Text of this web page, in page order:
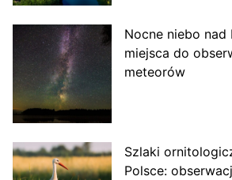
Nocne niebo nad
miejsca do
meteorów
Szlaki
Polsce: